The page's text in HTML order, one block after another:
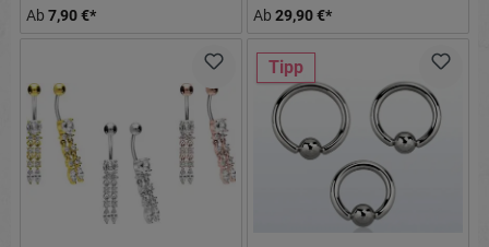
Ab 7,90 €* Ab 29,90 €*
Tipp